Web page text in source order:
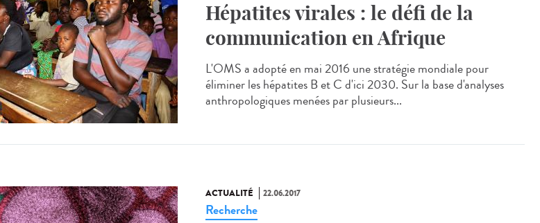
Hépatites virales : le défi de la
communication en Afrique
L'OMS a adopté en mai 2016 une stratégie mondiale pour
éliminer les hépatites B et C d'ici 2030. Sur la base d'analyses
anthropologiques menées par plusieurs...
ACTUALITÉ 22.06.2017
Recherche